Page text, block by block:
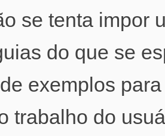
se tenta impor
do que se
exemplos
trabalho do